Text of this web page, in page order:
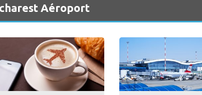
Aéroport